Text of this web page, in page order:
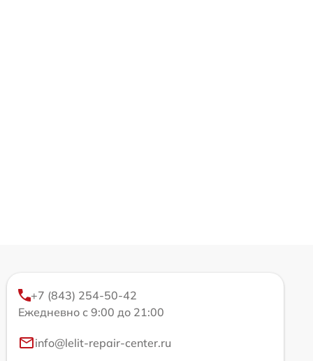
+7 (843) 254-50-42
Ежедневно с 9:00 до 21:00
info@lelit-repair-center.ru